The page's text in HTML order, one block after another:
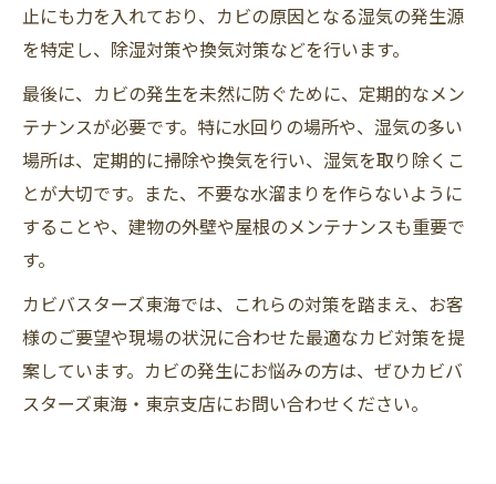
止にも力を入れており、カビの原因となる湿気の発生源
を特定し、除湿対策や換気対策などを行います。
最後に、カビの発生を未然に防ぐために、定期的なメン
テナンスが必要です。特に水回りの場所や、湿気の多い
場所は、定期的に掃除や換気を行い、湿気を取り除くこ
とが大切です。また、不要な水溜まりを作らないように
することや、建物の外壁や屋根のメンテナンスも重要で
す。
カビバスターズ東海では、これらの対策を踏まえ、お客
様のご要望や現場の状況に合わせた最適なカビ対策を提
案しています。カビの発生にお悩みの方は、ぜひカビバ
スターズ東海・東京支店にお問い合わせください。